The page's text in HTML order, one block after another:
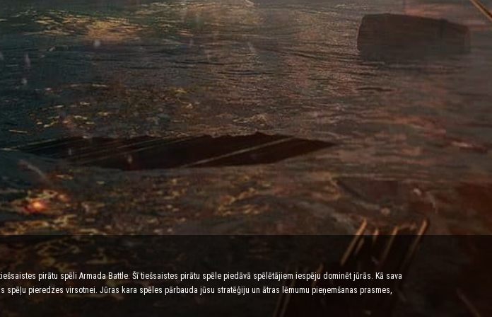
pirātu spēli Armada Battle. Šī tiešsaistes pirātu spēle piedāvā spēlētājiem iespēju dominēt jūrās. Kā sava
pieredzes virsotnei. Jūras kara spēles pārbauda jūsu stratēģiju un ātras lēmumu pieņemšanas prasmes,